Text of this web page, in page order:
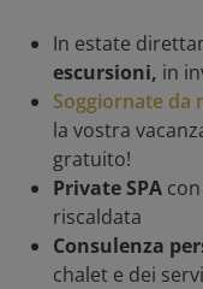
In estate
escursioni, in
Soggiornate da
la vostra
gratuito!
Private SPA
riscaldata
Consulenza
chalet e dei